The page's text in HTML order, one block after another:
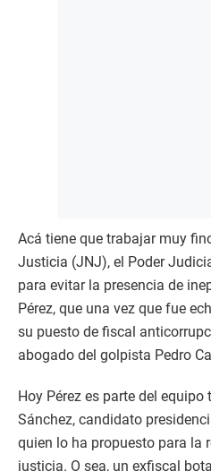
Acá tiene que trabajar muy
Justicia (JNJ), el Poder
para evitar la presencia de
Pérez, que una vez que fue
su puesto de fiscal
abogado del golpista Pedro
Hoy Pérez es parte del equipo
Sánchez, candidato
quien lo ha propuesto para la
justicia. O sea, un exfiscal